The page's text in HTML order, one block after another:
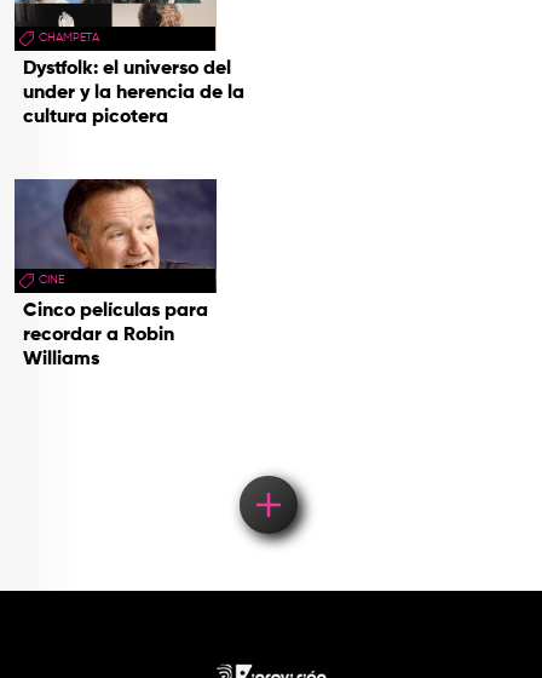
CHAMPETA
Dystfolk: el universo del
under y la herencia de la
cultura picotera
CINE
Cinco películas para
recordar a Robin
Williams